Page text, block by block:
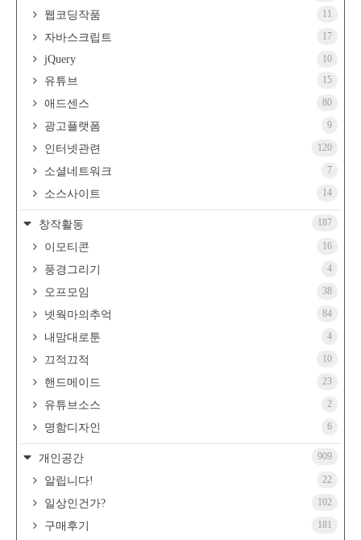
웹코딩작품 11
자바스크립트 17
jQuery 10
유튜브 15
애드센스 80
광고플랫폼 9
인터넷관련 120
소셜네트워크 7
소스사이트 14
창작활동 187
이모티콘 16
풍경그리기 4
오프모임 38
넷웍마의추억 84
내맘대로툰 4
끄적끄적 10
핸드메이드 23
유튜브소스 2
명함디자인 6
개인공간 909
알립니다! 22
일상인건가? 102
구매후기 181